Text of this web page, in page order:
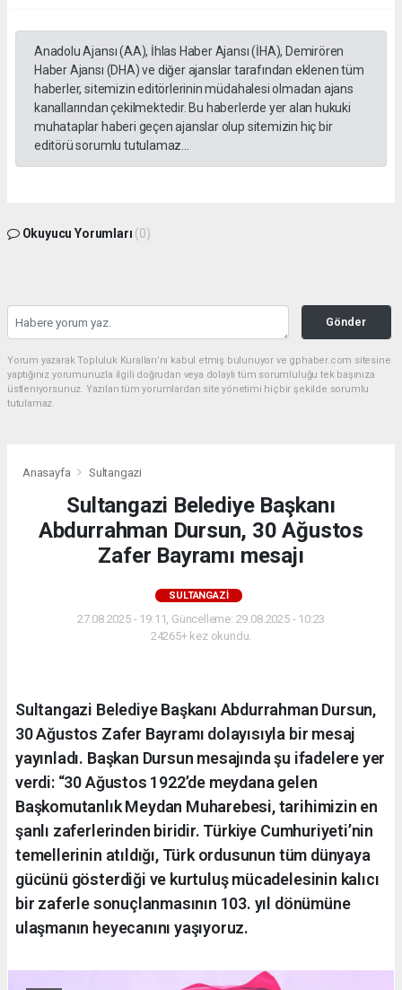
Anadolu Ajansı (AA), İhlas Haber Ajansı (İHA), Demirören
Haber Ajansı (DHA) ve diğer ajanslar tarafından eklenen tüm
haberler, sitemizin editörlerinin müdahalesi olmadan ajans
kanallarından çekilmektedir. Bu haberlerde yer alan hukuki
muhataplar haberi geçen ajanslar olup sitemizin hiç bir
editörü sorumlu tutulamaz...
Okuyucu Yorumları (0)
Gönder
Yorum yazarak Topluluk Kuralları’nı kabul etmiş bulunuyor ve gphaber.com sitesine
yaptığınız yorumunuzla ilgili doğrudan veya dolaylı tüm sorumluluğu tek başınıza
üstleniyorsunuz. Yazılan tüm yorumlardan site yönetimi hiçbir şekilde sorumlu
tutulamaz.
Anasayfa Sultangazi
Sultangazi Belediye Başkanı
Abdurrahman Dursun, 30 Ağustos
Zafer Bayramı mesajı
SULTANGAZI
27.08.2025 - 19:11, Güncelleme: 29.08.2025 - 10:23
24265+ kez okundu.
Sultangazi Belediye Başkanı Abdurrahman Dursun,
30 Ağustos Zafer Bayramı dolayısıyla bir mesaj
yayınladı. Başkan Dursun mesajında şu ifadelere yer
verdi: “30 Ağustos 1922’de meydana gelen
Başkomutanlık Meydan Muharebesi, tarihimizin en
şanlı zaferlerinden biridir. Türkiye Cumhuriyeti’nin
temellerinin atıldığı, Türk ordusunun tüm dünyaya
gücünü gösterdiği ve kurtuluş mücadelesinin kalıcı
bir zaferle sonuçlanmasının 103. yıl dönümüne
ulaşmanın heyecanını yaşıyoruz.